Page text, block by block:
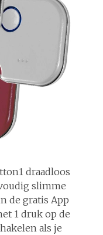
draadloos
slimme
de gratis App
1 druk op de
als je